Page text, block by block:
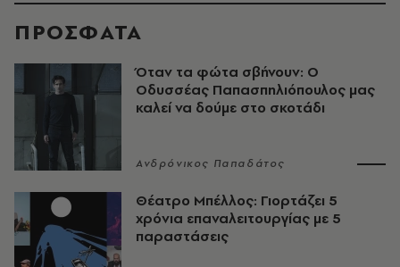
ΠΡΟΣΦΑΤΑ
Όταν τα φώτα σβήνουν: Ο
Οδυσσέας Παπασπηλιόπουλος μας
καλεί να δούμε στο σκοτάδι
Ανδρόνικος Παπαδάτος
Θέατρο Μπέλλος: Γιορτάζει 5
χρόνια επαναλειτουργίας με 5
παραστάσεις